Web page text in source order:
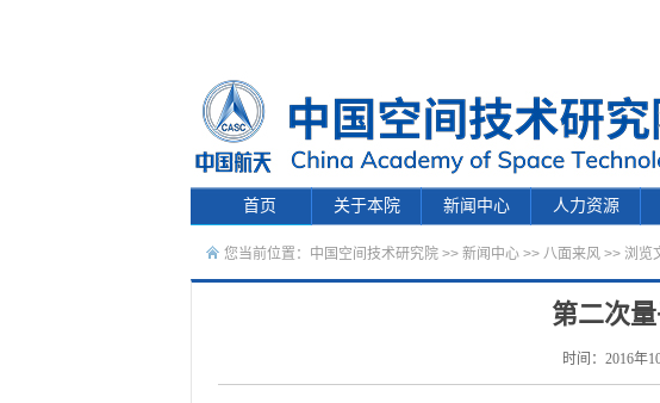
首页 关于本院 新闻中心 人力资源
您当前位置： 中国空间技术研究院 >> 新闻中心 >> 八面来风 >> 浏览
第二次
时间：2016年